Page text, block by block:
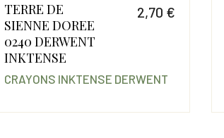
TERRE DE
SIENNE DOREE
0240 DERWENT
INKTENSE
2,70 €
CRAYONS INKTENSE DERWENT